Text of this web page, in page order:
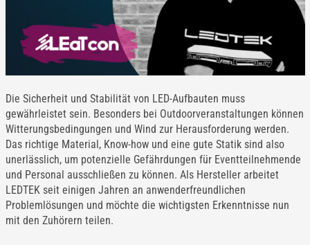
Die Sicherheit und Stabilität von LED-Aufbauten muss
gewährleistet sein. Besonders bei Outdoorveranstaltungen können
Witterungsbedingungen und Wind zur Herausforderung werden.
Das richtige Material, Know-how und eine gute Statik sind also
unerlässlich, um potenzielle Gefährdungen für Eventteilnehmende
und Personal ausschließen zu können. Als Hersteller arbeitet
LEDTEK seit einigen Jahren an anwenderfreundlichen
Problemlösungen und möchte die wichtigsten Erkenntnisse nun
mit den Zuhörern teilen.